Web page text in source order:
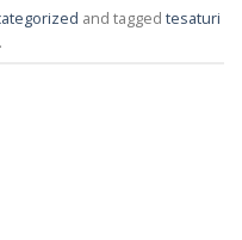
and tagged tesaturi